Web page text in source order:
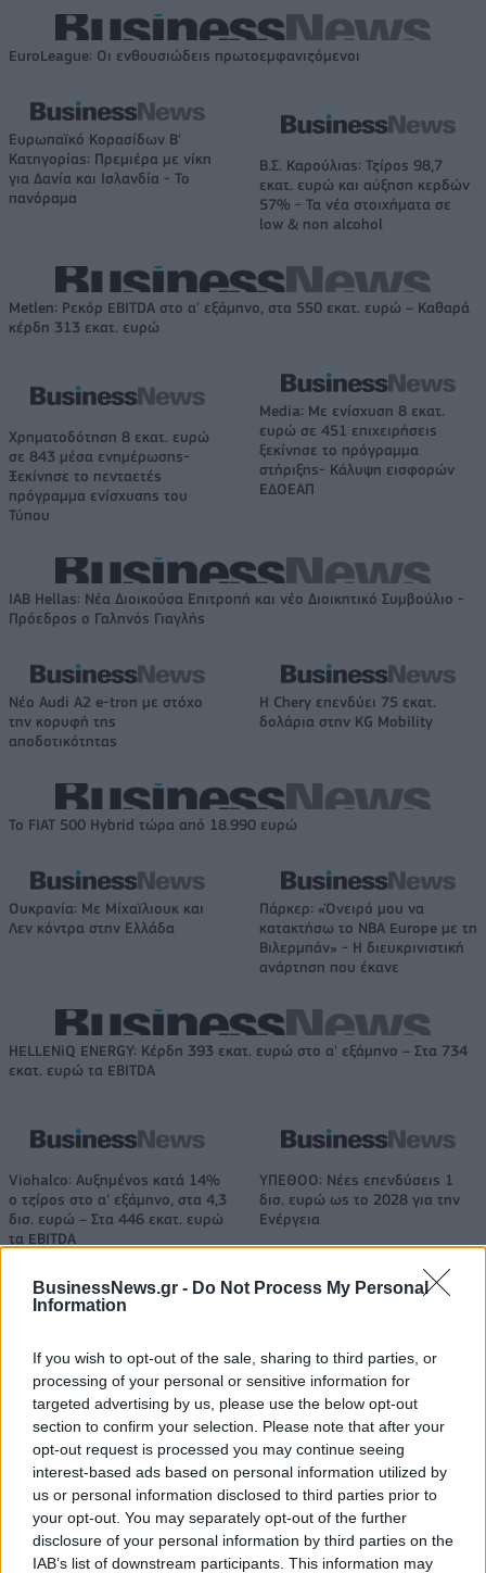
BusinessNews.gr - Do Not Process My Personal
Information
If you wish to opt-out of the sale, sharing to third parties, or
processing of your personal or sensitive information for
targeted advertising by us, please use the below opt-out
section to confirm your selection. Please note that after your
opt-out request is processed you may continue seeing
interest-based ads based on personal information utilized by
us or personal information disclosed to third parties prior to
your opt-out. You may separately opt-out of the further
disclosure of your personal information by third parties on the
IAB’s list of downstream participants. This information may
EuroLeague: Οι ενθουσιώδεις πρωτοεμφανιζόμενοι
Ευρωπαϊκό Κορασίδων Β'
Κατηγορίας: Πρεμιέρα με νίκη
για Δανία και Ισλανδία - Το
πανόραμα
Β.Σ. Καρούλιας: Τζίρος 98,7
εκατ. ευρώ και αύξηση κερδών
57% - Τα νέα στοιχήματα σε
low & non alcohol
Metlen: Ρεκόρ EBITDA στο α' εξάμηνο, στα 550 εκατ. ευρώ – Καθαρά
κέρδη 313 εκατ. ευρώ
Χρηματοδότηση 8 εκατ. ευρώ
σε 843 μέσα ενημέρωσης-
Ξεκίνησε το πενταετές
πρόγραμμα ενίσχυσης του
Τύπου
Media: Με ενίσχυση 8 εκατ.
ευρώ σε 451 επιχειρήσεις
ξεκίνησε το πρόγραμμα
στήριξης- Κάλυψη εισφορών
ΕΔΟΕΑΠ
IAB Hellas: Νέα Διοικούσα Επιτροπή και νέο Διοικητικό Συμβούλιο -
Πρόεδρος ο Γαληνός Γιαγλής
Νέο Audi A2 e-tron με στόχο
την κορυφή της
αποδοτικότητας
Η Chery επενδύει 75 εκατ.
δολάρια στην KG Mobility
Το FIAT 500 Hybrid τώρα από 18.990 ευρώ
Ουκρανία: Με Μίχαϊλιουκ και
Λεν κόντρα στην Ελλάδα
Πάρκερ: «Όνειρό μου να
κατακτήσω το ΝΒΑ Europe με τη
Βιλερμπάν» - Η διευκρινιστική
ανάρτηση που έκανε
HELLENiQ ENERGY: Κέρδη 393 εκατ. ευρώ στο α' εξάμηνο – Στα 734
εκατ. ευρώ τα EBITDA
Viohalco: Αυξημένος κατά 14%
ο τζίρος στο α' εξάμηνο, στα 4,3
δισ. ευρώ – Στα 446 εκατ. ευρώ
τα EBITDA
ΥΠΕΘΟΟ: Νέες επενδύσεις 1
δισ. ευρώ ως το 2028 για την
Ενέργεια
VW: Η δύσκολη εξίσωση της
αναδιάρθρωσης
18η συνεχόμενη χρονιά για τον
ΟΤΕ στη διεθνή σειρά δεικτών
FTSE4Good
Alpha Bank: Για πρώτη φορά το Αρχαίο Θέατρο Επιδαύρου άνοιξε τις
πύλες του σε όλους